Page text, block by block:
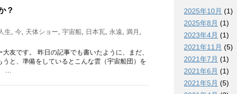
？
生, 今, 天体ショー, 宇宙船, 日本瓦, 永遠, 満月 ,
友です。 昨日の記事でも書いたように、まだ、
と、準備をしているとこんな雲（宇宙船団）を
…
2025年10月 (1)
2025年8月 (1)
2023年4月 (1)
2021年11月 (5)
2021年7月 (1)
2021年6月 (1)
2021年5月 (5)